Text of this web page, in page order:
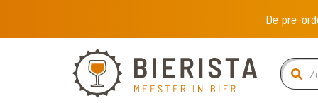
De pre-